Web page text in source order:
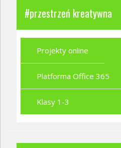
#przestrzeń kreatywna
Projekty online
Platforma Office 365
Klasy 1-3